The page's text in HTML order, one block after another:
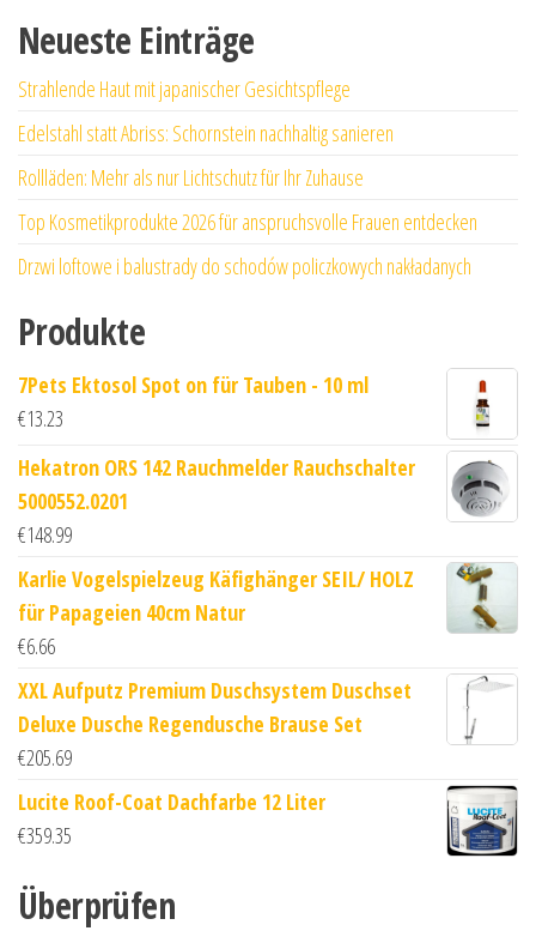
Neueste Einträge
Strahlende Haut mit japanischer Gesichtspflege
Edelstahl statt Abriss: Schornstein nachhaltig sanieren
Rollläden: Mehr als nur Lichtschutz für Ihr Zuhause
Top Kosmetikprodukte 2026 für anspruchsvolle Frauen entdecken
Drzwi loftowe i balustrady do schodów policzkowych nakładanych
Produkte
7Pets Ektosol Spot on für Tauben - 10 ml
€13.23
Hekatron ORS 142 Rauchmelder Rauchschalter
5000552.0201
€148.99
Karlie Vogelspielzeug Käfighänger SEIL/ HOLZ
für Papageien 40cm Natur
€6.66
XXL Aufputz Premium Duschsystem Duschset
Deluxe Dusche Regendusche Brause Set
€205.69
Lucite Roof-Coat Dachfarbe 12 Liter
€359.35
Überprüfen